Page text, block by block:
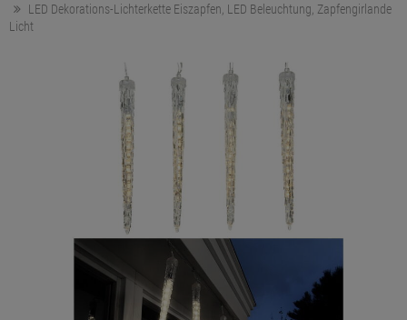
LED Dekorations-Lichterkette Eiszapfen, LED Beleuchtung, Zapfengirlande
Licht